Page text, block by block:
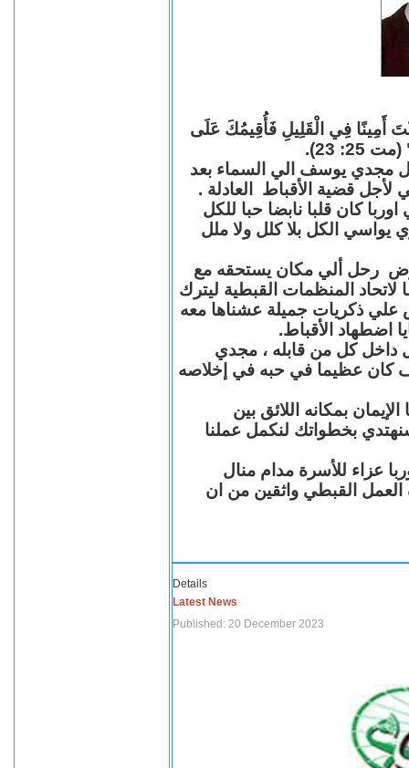
أَمِينًا فِي الْقَلِيلِ فَأُقِيمُكَ عَلَى
23).
مجدي يوسف الي السماء بعد
قضية الأقباط العادلة .
كان قلبا نابضا حبا للكل
يواسي الكل بلا كلل ولا ملل
رحل ألي مكان يستحقه مع
المنظمات القبطية ليترك
علي ذكريات جميلة عشناها معه
اضطهاد الأقباط.
داخل كل من قابله ، مجدي
عظيما في حبه في إخلاصه
بمكانه اللائق بين
بخطواتك لنكمل عملنا
عزاء للأسرة مدام منال
العمل القبطي واثقين من ان
Details
Latest News
Published: 20 December 2023